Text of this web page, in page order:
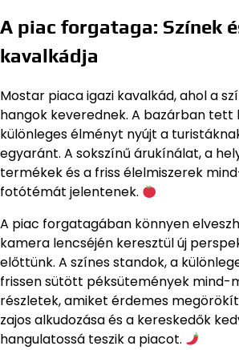
A piac forgataga: Színek
kavalkádja
Mostar piaca igazi kavalkád, ahol a
hangok keverednek. A bazárban tett
különleges élményt nyújt a
egyaránt. A sokszínű árukínálat, a
termékek és a friss élelmiszerek
fotótémát jelentenek.
A piac forgatagában könnyen
kamera lencséjén keresztül új
előttünk. A színes standok, a
frissen sütött péksütemények mind-
részletek, amiket érdemes
zajos alkudozása és a kereskedők
hangulatossá teszik a piacot.